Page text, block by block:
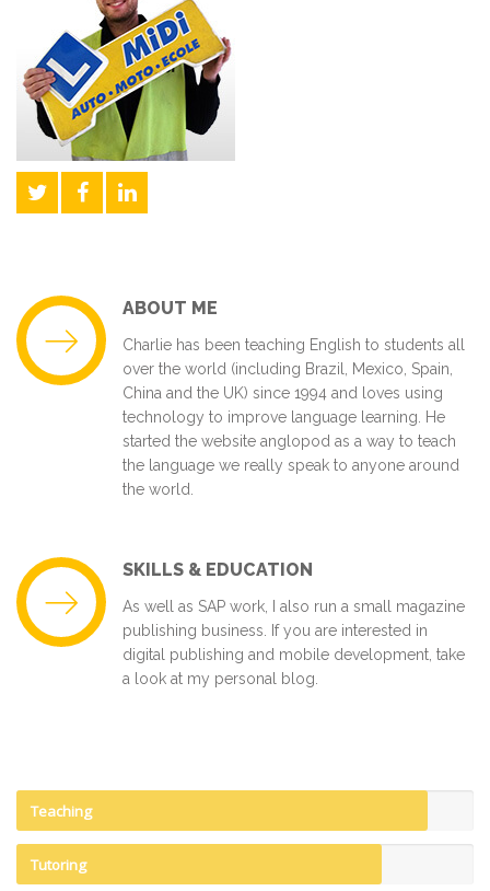
ABOUT ME
Charlie has been teaching English to students all
over the world (including Brazil, Mexico, Spain,
China and the UK) since 1994 and loves using
technology to improve language learning. He
started the website anglopod as a way to teach
the language we really speak to anyone around
the world.
SKILLS & EDUCATION
As well as SAP work, I also run a small magazine
publishing business. If you are interested in
digital publishing and mobile development, take
a look at my personal blog.
Teaching
Tutoring